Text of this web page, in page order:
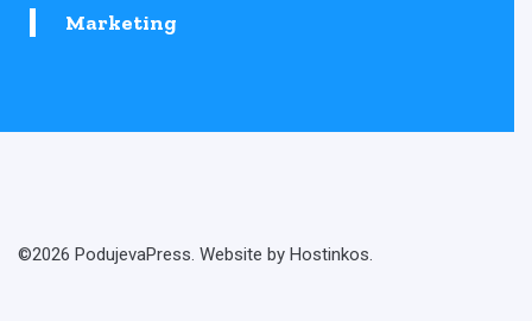
Marketing
©2026 PodujevaPress. Website by Hostinkos.